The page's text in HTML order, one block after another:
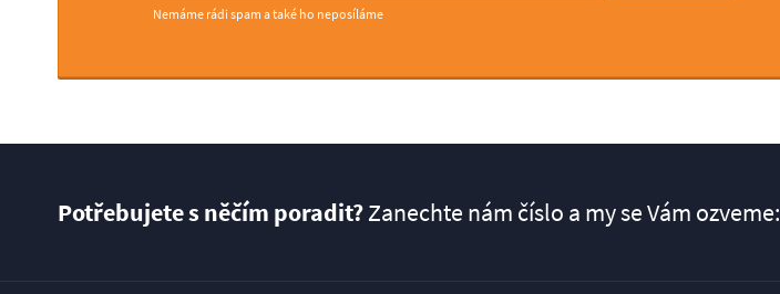
Nemáme rádi spam a také ho neposíláme
Potřebujete s něčím poradit?Zanechte nám číslo a my se Vám ozveme: